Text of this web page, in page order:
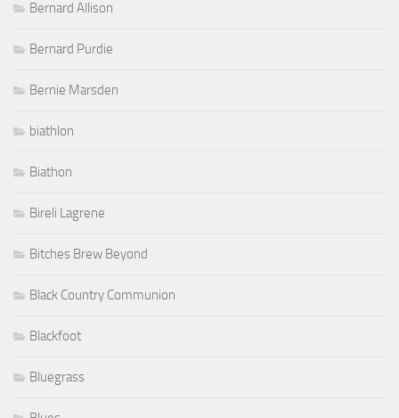
Bernard Allison
Bernard Purdie
Bernie Marsden
biathlon
Biathon
Bireli Lagrene
Bitches Brew Beyond
Black Country Communion
Blackfoot
Bluegrass